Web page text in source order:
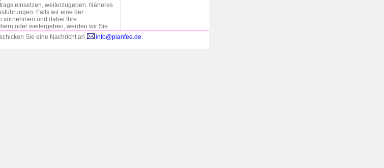
einsetzen, weiterzugeben. Näheres
Falls wir eine der
vornehmen und dabei Ihre
oder weitergeben, werden wir Sie
um Ihre ausdrückliche
schicken Sie eine Nachricht an info@planfee.de.